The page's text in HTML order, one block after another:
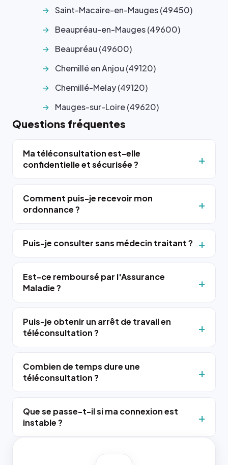
Saint-Macaire-en-Mauges (49450)
Beaupréau-en-Mauges (49600)
Beaupréau (49600)
Chemillé en Anjou (49120)
Chemillé-Melay (49120)
Mauges-sur-Loire (49620)
Questions fréquentes
Ma téléconsultation est-elle
confidentielle et sécurisée ?
Comment puis-je recevoir mon
ordonnance ?
Puis-je consulter sans médecin traitant ?
Est-ce remboursé par l'Assurance
Maladie ?
Puis-je obtenir un arrêt de travail en
téléconsultation ?
Combien de temps dure une
téléconsultation ?
Que se passe-t-il si ma connexion est
instable ?